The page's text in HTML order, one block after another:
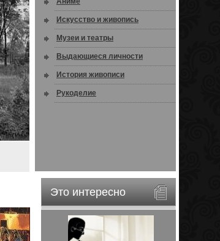
Искусство и живопись
Музеи и театры
Выдающиеся личности
История живописи
Рукоделие
Это интересно